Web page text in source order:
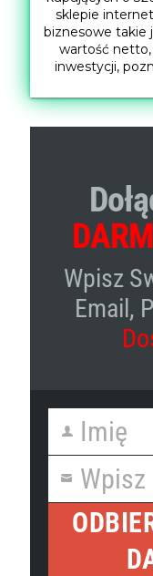
sklepie
biznesowe takie
wartość netto,
inwestycji,
Wpisz
Email,
First
Name
Imię
Your
email